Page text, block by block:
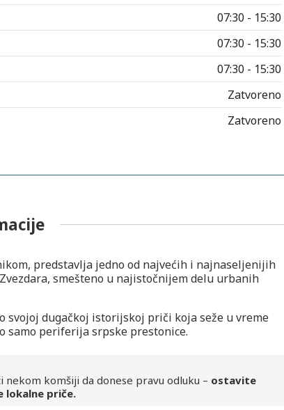
07:30 - 15:30
07:30 - 15:30
07:30 - 15:30
Zatvoreno
Zatvoreno
predstavlja jedno od najvećih i najnaseljenijih
smešteno u najistočnijem delu urbanih
svojoj dugačkoj istorijskoj priči koja seže u vreme
samo periferija srpske prestonice.
nekom komšiji da donese pravu odluku – ostavite
lokalne priče.